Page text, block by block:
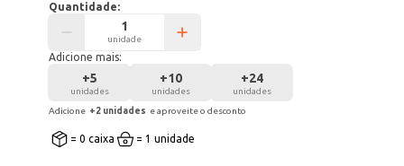
Quantidade:
unidade
Adicione mais:
+5
unidades
+10
unidades
+24
unidades
Adicione +2 unidades e aproveite o desconto
= 0 caixa = 1 unidade